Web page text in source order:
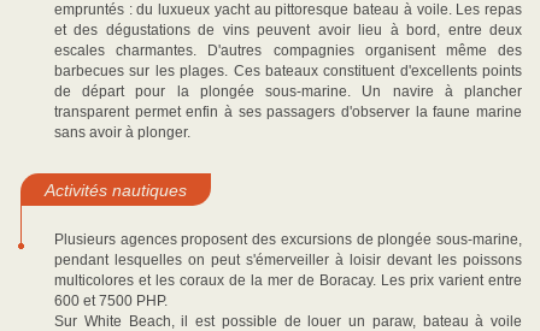
empruntés : du luxueux yacht au pittoresque bateau à voile. Les repas
et des dégustations de vins peuvent avoir lieu à bord, entre deux
escales charmantes. D'autres compagnies organisent même des
barbecues sur les plages. Ces bateaux constituent d'excellents points
de départ pour la plongée sous-marine. Un navire à plancher
transparent permet enfin à ses passagers d'observer la faune marine
sans avoir à plonger.
Activités nautiques
Plusieurs agences proposent des excursions de plongée sous-marine,
pendant lesquelles on peut s'émerveiller à loisir devant les poissons
multicolores et les coraux de la mer de Boracay. Les prix varient entre
600 et 7500 PHP.
Sur White Beach, il est possible de louer un paraw, bateau à voile